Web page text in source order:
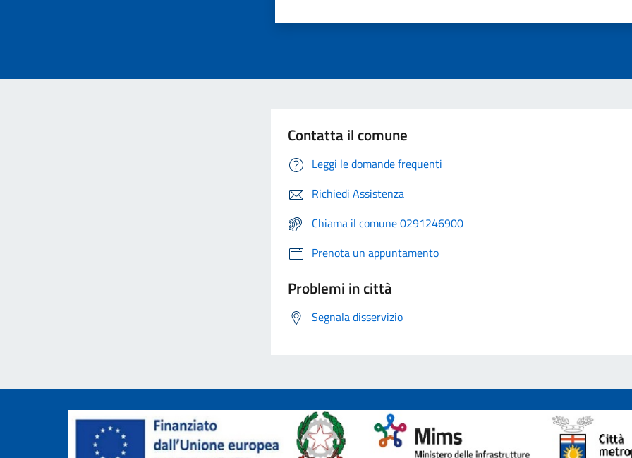
Contatta il comune
Leggi le domande frequenti
Richiedi Assistenza
Chiama il comune 0291246900
Prenota un appuntamento
Problemi in città
Segnala disservizio